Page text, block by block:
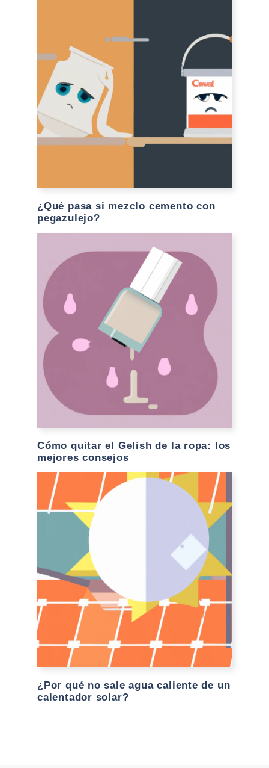
¿Qué pasa si mezclo cemento con
pegazulejo?
Cómo quitar el Gelish de la ropa: los
mejores consejos
¿Por qué no sale agua caliente de un
calentador solar?